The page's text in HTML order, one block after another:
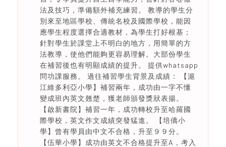
法及技巧，準備額外補充練習。 教導的學生分
別來至地區學校、傳統名校及國際學校，能因
應學生程度選擇合適教材，為學生打好根基；
針對學生於課堂上不明白的地方，用簡單的方
法教導，使他們能夠更容易理解。大部份學生
在補習後也有明顯成績的提升。 提供whatsapp
問功課服務。 過往補習學生背景及成績： 【滬
江維多利亞小學】補習兩年，成功由一字不懂
變成班內英文翹楚，獲老師頒發獎狀表揚。
【啟新書院】補習一年，成功轉校升至哈羅國
際學校，英文作文成績突發猛進。 【培僑小
學】曾有學員由中文不合格，升至９９分。
【伍華小學】成功由英文不合格提升至A，考入